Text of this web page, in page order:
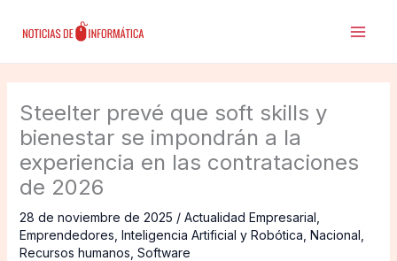
Steelter prevé que soft skills y
bienestar se impondrán a la
experiencia en las contrataciones
de 2026
28 de noviembre de 2025 / Actualidad Empresarial
Emprendedores Inteligencia Artificial y Robótica Nacional
Recursos humanos Software